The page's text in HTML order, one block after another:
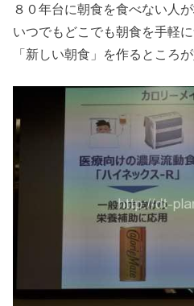
８０年台に朝食を食べない人
いつでもどこでも朝食を手軽
「新しい朝食」を作るところ